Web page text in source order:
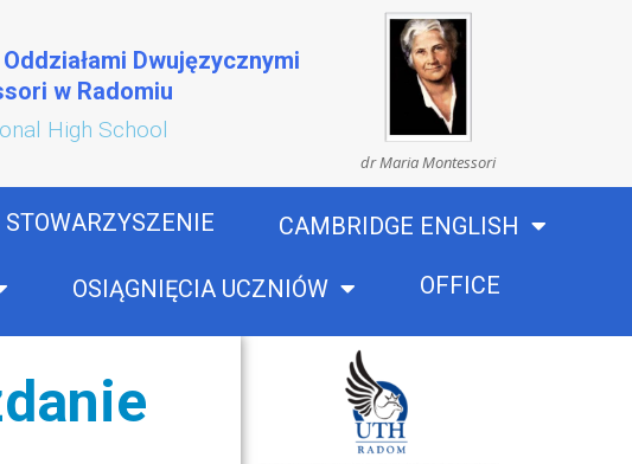
Dwujęzycznymi
w Radomiu
High School
dr Maria Montessori
STOWARZYSZENIE CAMBRIDGE ENGLISH
OSIĄGNIĘCIA UCZNIÓW OFFICE